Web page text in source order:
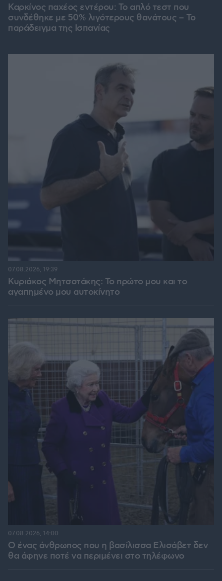
Καρκίνος παχέος εντέρου: Το απλό τεστ που
συνδέθηκε με 50% λιγότερους θανάτους – Το
παράδειγμα της Ισπανίας
Κυριάκος Μητσοτάκης: Το πρώτο μου και το
αγαπημένο μου αυτοκίνητο
07.08.2026, 19:39
Ο ένας άνθρωπος που η βασίλισσα Ελισάβετ δεν
θα άφηνε ποτέ να περιμένει στο τηλέφωνο
07.08.2026, 14:00